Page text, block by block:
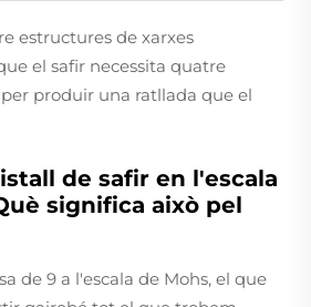
estructures de xarxes
el safir necessita quatre
produir una ratllada que el
de safir en l'escala
significa això pel
de 9 a l'escala de Mohs, el que